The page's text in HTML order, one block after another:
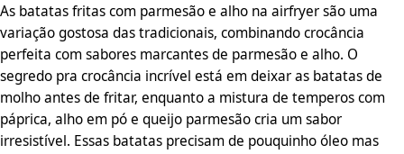
As batatas fritas com parmesão e alho na airfryer são uma
variação gostosa das tradicionais, combinando crocância
perfeita com sabores marcantes de parmesão e alho. O
segredo pra crocância incrível está em deixar as batatas de
molho antes de fritar, enquanto a mistura de temperos com
páprica, alho em pó e queijo parmesão cria um sabor
irresistível. Essas batatas precisam de pouquinho óleo mas